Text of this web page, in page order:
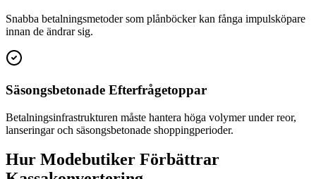
Snabba betalningsmetoder som plånböcker kan fånga impulsköpare
innan de ändrar sig.
Säsongsbetonade Efterfrågetoppar
Betalningsinfrastrukturen måste hantera höga volymer under reor,
lanseringar och säsongsbetonade shoppingperioder.
Hur Modebutiker Förbättrar